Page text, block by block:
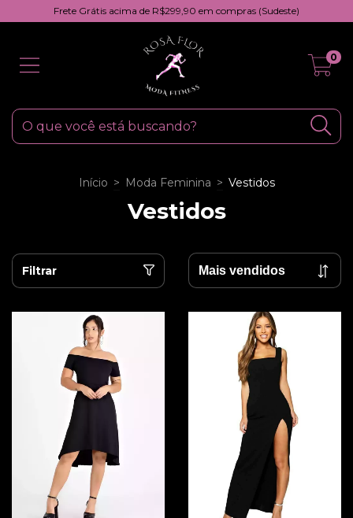
Frete Grátis acima de R$299,90 em compras (Sudeste)
0
Início > Moda Feminina > Vestidos
Vestidos
Filtrar